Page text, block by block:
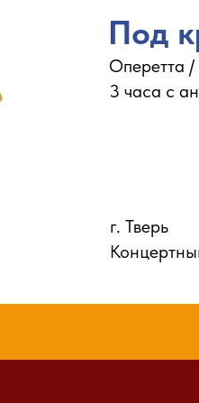
Под
Оперетта /
3 часа с
г. Тверь